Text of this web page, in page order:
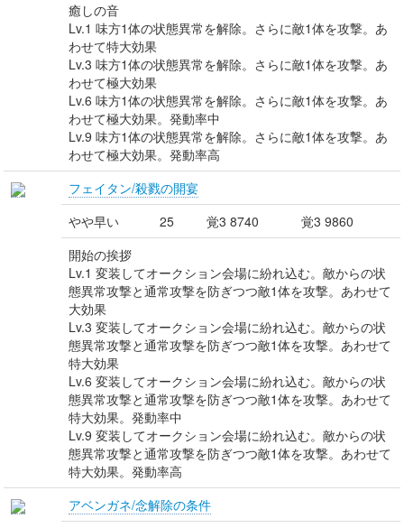
癒しの音
Lv.1 味方1体の状態異常を解除。さらに敵1体を攻撃。あ
わせて特大効果
Lv.3 味方1体の状態異常を解除。さらに敵1体を攻撃。あ
わせて極大効果
Lv.6 味方1体の状態異常を解除。さらに敵1体を攻撃。あ
わせて極大効果。発動率中
Lv.9 味方1体の状態異常を解除。さらに敵1体を攻撃。あ
わせて極大効果。発動率高
フェイタン/殺戮の開宴
やや早い
25 覚3 8740
覚3 9860
開始の挨拶
Lv.1 変装してオークション会場に紛れ込む。敵からの状
態異常攻撃と通常攻撃を防ぎつつ敵1体を攻撃。あわせて
大効果
Lv.3 変装してオークション会場に紛れ込む。敵からの状
態異常攻撃と通常攻撃を防ぎつつ敵1体を攻撃。あわせて
特大効果
Lv.6 変装してオークション会場に紛れ込む。敵からの状
態異常攻撃と通常攻撃を防ぎつつ敵1体を攻撃。あわせて
特大効果。発動率中
Lv.9 変装してオークション会場に紛れ込む。敵からの状
態異常攻撃と通常攻撃を防ぎつつ敵1体を攻撃。あわせて
特大効果。発動率高
アベンガネ/念解除の条件